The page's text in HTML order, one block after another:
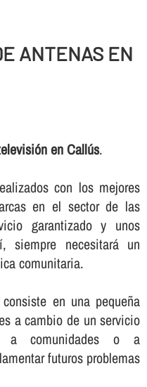
ANTENAS EN
en Callús.
con los mejores
en el sector de las
garantizado y unos
siempre necesitará un
comunitaria.
en una pequeña
a cambio de un servicio
a comunidades o a
futuros problemas